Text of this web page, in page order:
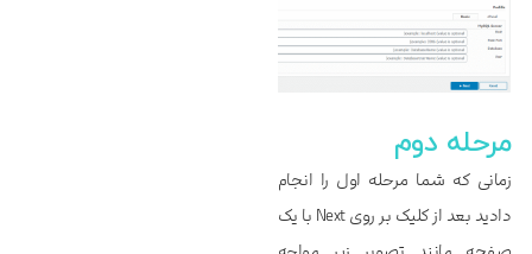
مرحله دوم
زمانی که شما مرحله اول را انجام
دادید بعد از کلیک بر روی Next با یک